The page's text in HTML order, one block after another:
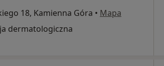
18, Kamienna Góra • Mapa
dermatologiczna